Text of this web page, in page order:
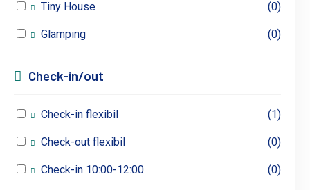
Tiny House (0)
Glamping (0)
Check-in/out
Check-in flexibil (1)
Check-out flexibil (0)
Check-in 10:00-12:00 (0)